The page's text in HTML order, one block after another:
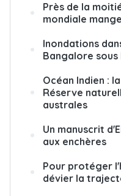
Près de la
mondiale
Inondations
Bangalore sous
Océan Indien :
Réserve
australes
Un manuscrit
aux enchères
Pour protéger
dévier la